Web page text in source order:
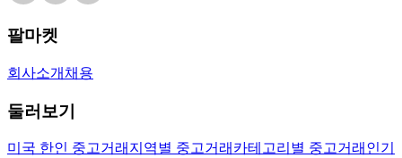
팔마켓
회사소개 채용
둘러보기
미국 한인 중고거래 지역별 중고거래 카테고리별 중고거래 인기